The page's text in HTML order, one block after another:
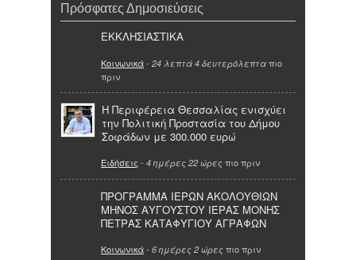
Πρόσφατες Δημοσιεύσεις
ΕΚΚΛΗΣΙΑΣΤΙΚΑ
Κοινωνικά- 24 λεπτά 4 δευτερόλεπτα πιο
πριν
Η Περιφέρεια Θεσσαλίας ενισχύει
την Πολιτική Προστασία του Δήμου
Σοφάδων με 300.000 ευρώ
Ειδήσεις - 4 ημέρες 22 ώρες πιο πριν
ΠΡΟΓΡΑΜΜΑ ΙΕΡΩΝ ΑΚΟΛΟΥΘΙΩΝ
ΜΗΝΟΣ ΑΥΓΟΥΣΤΟΥ ΙΕΡΑΣ ΜΟΝΗΣ
ΠΕΤΡΑΣ ΚΑΤΑΦΥΓΙΟΥ ΑΓΡΑΦΩΝ
Κοινωνικά- 6 ημέρες 2 ώρες πιο πριν